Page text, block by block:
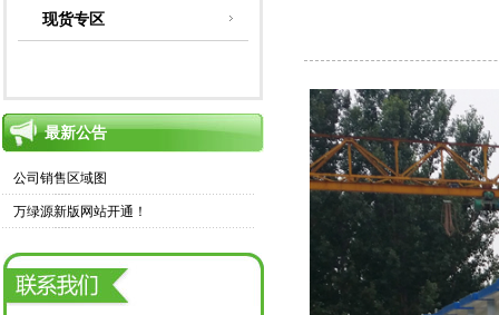
现货专区
最新公告
公司销售区域图
万绿源新版网站开通！